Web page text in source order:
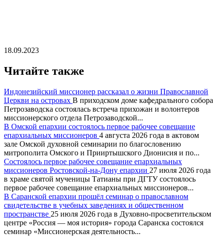
18.09.2023
Читайте также
Индонезийский миссионер рассказал о жизни Православной
Церкви на островах В приходском доме кафедрального собора
Петрозаводска состоялась встреча прихожан и волонтеров
миссионерского отдела Петрозаводской...
В Омской епархии состоялось первое рабочее совещание
епархиальных миссионеров 4 августа 2026 года в актовом
зале Омской духовной семинарии по благословению
митрополита Омского и Прииртышского Дионисия и по...
Состоялось первое рабочее совещание епархиальных
миссионеров Ростовской-на-Дону епархии 27 июля 2026 года
в храме святой мученицы Татианы при ДГТУ состоялось
первое рабочее совещание епархиальных миссионеров...
В Саранской епархии прошёл семинар о православном
свидетельстве в учебных заведениях и общественном
пространстве 25 июля 2026 года в Духовно-просветительском
центре «Россия — моя история» города Саранска состоялся
семинар «Миссионерская деятельность...